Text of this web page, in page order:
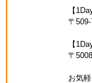
【
〒
【
〒
お気